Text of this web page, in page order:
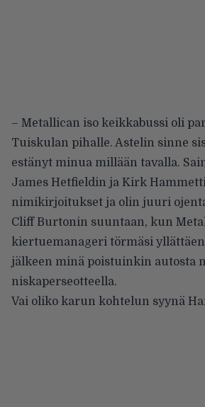
– Metallican iso keikkabussi oli
Tuiskulan pihalle. Astelin sinne
estänyt minua millään tavalla.
James Hetfieldin ja Kirk
nimikirjoitukset ja olin juuri
Cliff Burtonin suuntaan, kun
kiertuemanageri törmäsi yllättäen
jälkeen minä poistuinkin autosta
niskaperseotteella.
Vai oliko karun kohtelun syynä